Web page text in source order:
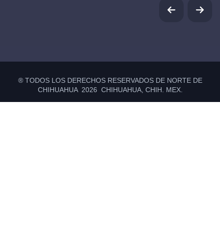
® TODOS LOS DERECHOS RESERVADOS DE NORTE DE
CHIHUAHUA 2026 CHIHUAHUA, CHIH. MEX.